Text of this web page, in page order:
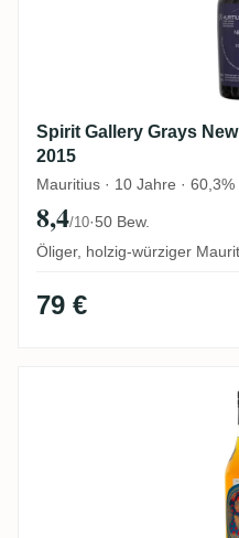
Spirit Gallery Grays
2015
Mauritius · 10 Jahre · 60,3%
8,4/10·50 Bew.
Öliger, holzig-würziger
79 €
Swell de Spirits